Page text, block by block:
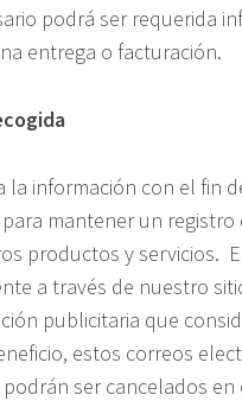
podrá ser requerida
entrega o facturación.
la información con el fin
mantener un
productos y servicios.
a través de nuestro
publicitaria que
estos correos
ser cancelados